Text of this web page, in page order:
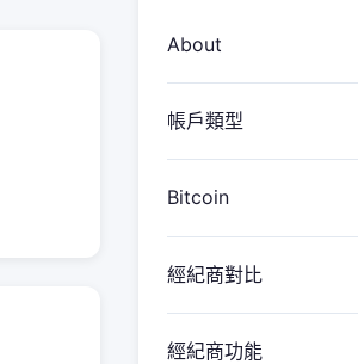
About
帳戶類型
Bitcoin
經紀商對比
經紀商功能